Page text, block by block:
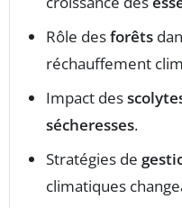
Rôle desforêts
réchauffement
Impact des
sécheresses.
Stratégies de
climatiques